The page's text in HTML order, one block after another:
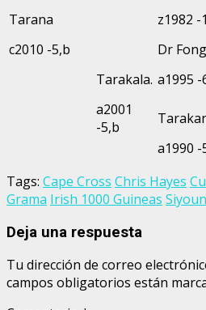
Tarana
z1982 -
c2010 -5,b
Dr Fong
Tarakala. a1995 -
a2001
-5,b
a1990 -
Tags: Cape Cross Chris Hayes
Grama Irish 1000 Guineas
Deja una respuesta
Tu dirección de correo
campos obligatorios están